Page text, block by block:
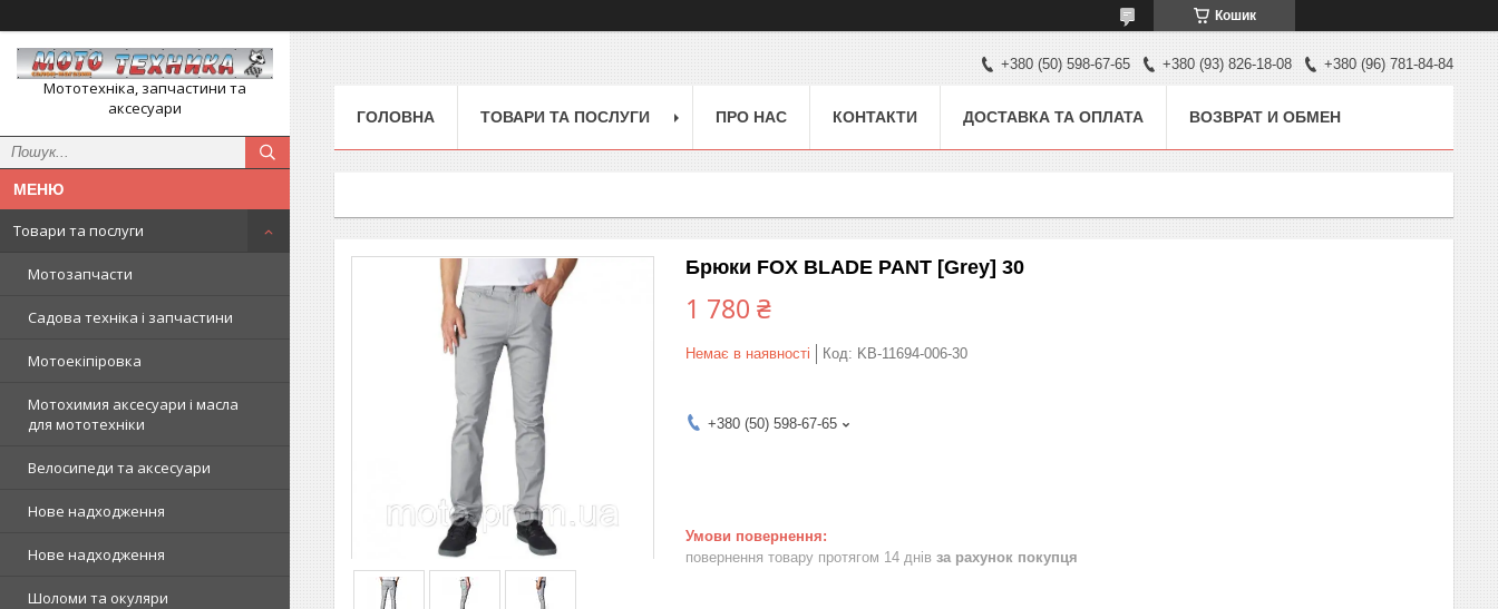
Кошик
Мототехніка, запчастини та
аксесуари
Товари та послуги
Мотозапчасти
Садова техніка і запчастини
Мотоекіпіровка
Мотохимия аксесуари і масла
для мототехніки
Велосипеди та аксесуари
Нове надходження
Нове надходження
Шоломи та окуляри
+380 (50) 598-67-65 +380 (93) 826-18-08 +380 (96) 781-84-84
ГОЛОВНА ТОВАРИ ТА ПОСЛУГИ ПРО НАС КОНТАКТИ ДОСТАВКА ТА ОПЛАТА ВОЗВРАТ И ОБМЕН
Брюки FOX BLADE PANT [Grey] 30
1 780 ₴
Немає в наявності Код: KB-11694-006-30
+380 (50) 598-67-65
повернення товару протягом 14 днів за рахунок покупця